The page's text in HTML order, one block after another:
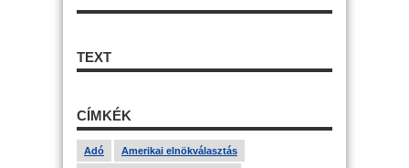
TEXT
CÍMKÉK
Adó Amerikai elnökválasztás